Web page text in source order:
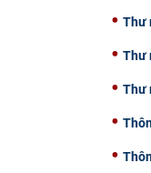
Thư
Thư
Thư